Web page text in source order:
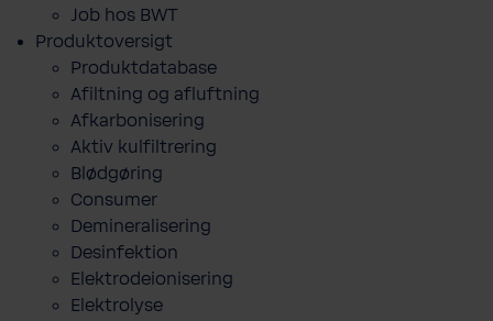
Job hos BWT
Produktoversigt
Produktdatabase
​Afiltning og afluftning
Afkarbonisering
Aktiv kulfiltrering
Blødgøring
Consumer
Demineralisering
Desinfektion
Elektrodeionisering
Elektrolyse